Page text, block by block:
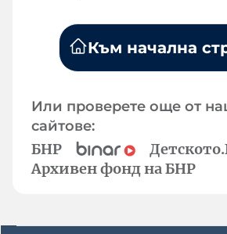
Към начална
Или проверете още от
сайтове:
БНР
Архивен фонд на БНР